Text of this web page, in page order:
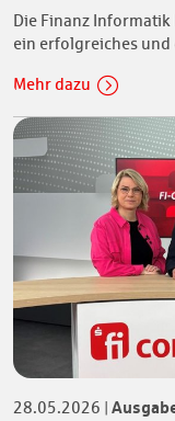
Die Finanz
ein erfolgreiches und
Mehr dazu
28.05.2026 |